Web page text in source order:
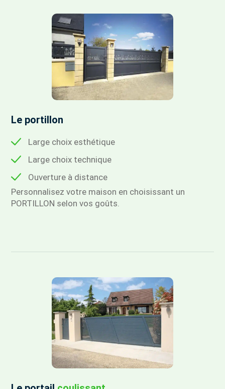
Le portillon
Large choix esthétique
Large choix technique
Ouverture à distance
Personnalisez votre maison en choisissant un
PORTILLON selon vos goûts.